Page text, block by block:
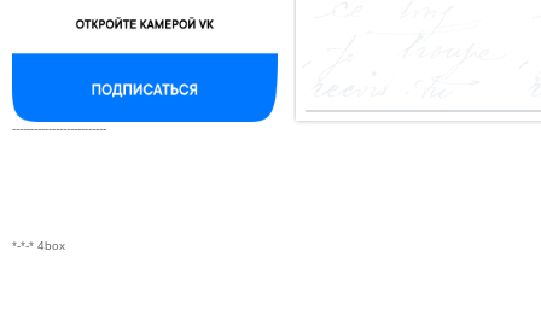
--------------------------
*-*-* 4box